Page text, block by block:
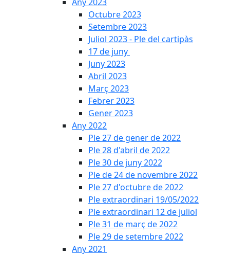
Octubre 2023
Setembre 2023
Juliol 2023 - Ple del cartipàs
17 de juny
Juny 2023
Abril 2023
Març 2023
Febrer 2023
Gener 2023
Any 2022
Ple 27 de gener de 2022
Ple 28 d'abril de 2022
Ple 30 de juny 2022
Ple de 24 de novembre 2022
Ple 27 d'octubre de 2022
Ple extraordinari 19/05/2022
Ple extraordinari 12 de juliol
Ple 31 de març de 2022
Ple 29 de setembre 2022
Any 2021